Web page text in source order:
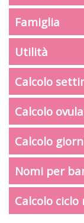
Famiglia
Utilità
Calcolo
Calcolo
Calcolo
Nomi per
Calcolo